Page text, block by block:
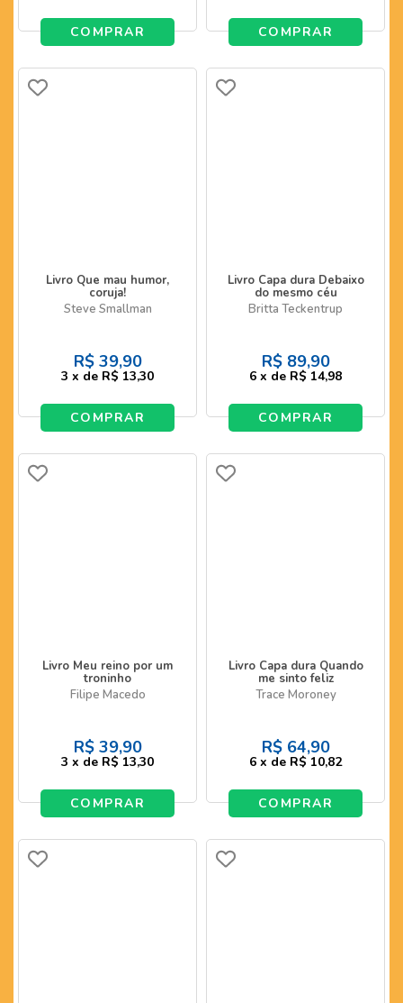
COMPRAR COMPRAR
Livro Que mau humor,
coruja!
Steve Smallman
R$ 39,90
3 x de R$ 13,30
COMPRAR
Livro Capa dura Debaixo
do mesmo céu
Britta Teckentrup
R$ 89,90
6 x de R$ 14,98
COMPRAR
Livro Meu reino por um
troninho
Filipe Macedo
R$ 39,90
3 x de R$ 13,30
COMPRAR
Livro Capa dura Quando
me sinto feliz
Trace Moroney
R$ 64,90
6 x de R$ 10,82
COMPRAR